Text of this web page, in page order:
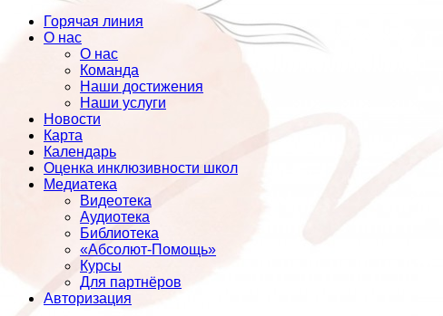
Горячая линия
О нас
О нас
Команда
Наши достижения
Наши услуги
Новости
Карта
Календарь
Оценка инклюзивности школ
Медиатека
Видеотека
Аудиотека
Библиотека
«Абсолют-Помощь»
Курсы
Для партнёров
Авторизация